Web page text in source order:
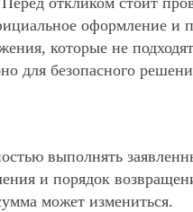
оформление и
которые не
для безопасного
выполнять
и порядок
может измениться.